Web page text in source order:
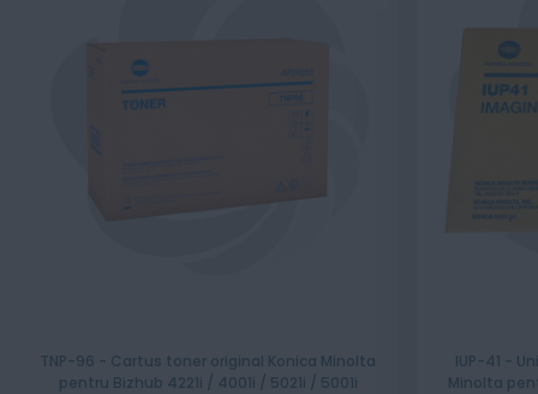
TNP-96 - Cartus toner original Konica Minolta
pentru Bizhub 4221i / 4001i / 5021i / 5001i
IUP-41 -
Minolta